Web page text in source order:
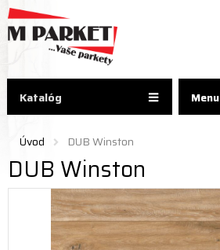
Menu
Úvod DUB Winston
DUB Winston
Katalóg